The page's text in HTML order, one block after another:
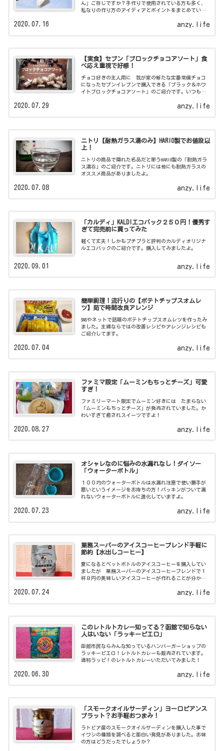
ん」ご存じですか？手作りで使用されている方も多く、
私なりの作り方のアイディアとポイントをまとめていま
anzy.life
2020.07.16
【実食】セブン「ブロックチョコアソート」食
べ応え重視で好感！
チョコ好きの主人用に 我が家の新たな定番常備チョコ
になったセブンイレブンで購入できる「ブラック＆ホワ
イトブロックチョコアソート」のご紹介です。いつも購
anzy.life
2020.07.29
ニトリ【耐熱ガラス湯のみ】HARIO製でお値段以
上！
ニトリの商品で隠れた名品だと思うHARIO製の「耐熱ガラ
ス湯吞」のご紹介です。ニトリには他にも耐熱ガラスの
オススメ商品がありましたよ。
anzy.life
2020.07.08
「カルディ」KALDIエコバック２５０円！優秀す
ぎて完売前に買ってみた
軽くて丈夫！しかもプチプラと評判のカルディオリジナ
ルエコバックのご紹介です。購入してみましたよ。
anzy.life
2020.09.01
簡単調理！流行りの【ポテトチップスオムレ
ツ】茹で時間改良アレンジ
SNSやネットで話題のポテトチップスオムレツを作ったみ
ました。主婦ならではの改善レシピやアレンジレシピも
ご紹介してます。
anzy.life
2020.07.04
ファミマ限定「ムーミンもちっとチーズ」可愛
すぎ！
ファミリーマート限定でムーミン好きには たまらない
「ムーミンもちっとチーズ」が発売されていました。か
わいすぎて癒されスイーツですよ！
anzy.life
2020.08.27
オシャレなのに悩みの水漏れなし！ダイソー
「ウォーターボトル」
１００均のウォーターボトルは水漏れ注意で使い勝手が
悪いというイメージをお持ちの方！パッキンがついて漏
れないウォーターボトルに進化していますよ。
anzy.life
2020.07.23
業務スーパーのアイスコーヒーブレンド手軽に
節約【水出しコーヒー】
夏になるとペットボトルのアイスコーヒーを購入してい
ましたが 業務スーパーのアイスコーヒーブレンドで１
杯８円の美味しいアイスコーヒーが作れることが分かり
anzy.life
2020.07.24
このレトルトカレー知ってる？函館で知らない
人はいない「ラッキーピエロ」
函館市民ならみんな知っているハンバーガーショップの
ラッキーピエロ！レトルトカレーも販売されています。
通称ラッピ！のレトルトカレーいただいてみました！
anzy.life
2020.06.30
「スモークオイルサーディン」ヨーロピアンス
プラット？お手軽おつまみ！
ラトビア産のスモークオイルサーディンを購入した事で
イワシの種類を調べると面白い発見がありました。お味
の方はどうだったでしょうか？